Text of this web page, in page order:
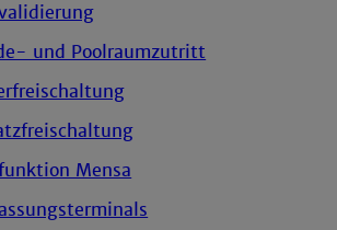
und Poolraumzutritt
Mensa